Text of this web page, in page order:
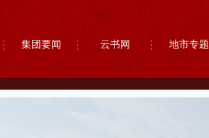
集团要闻 云书网 地市专题